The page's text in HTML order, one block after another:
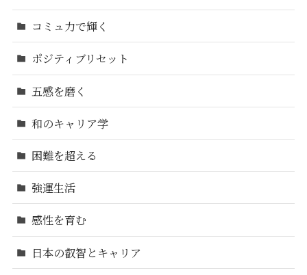
コミュ力で輝く
ポジティブリセット
五感を磨く
和のキャリア学
困難を超える
強運生活
感性を育む
日本の叡智とキャリア